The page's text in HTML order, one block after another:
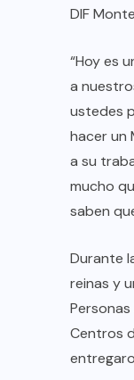
DIF
“Hoy es
a
ustedes
hacer un
a su
mucho
saben
Durante
reinas y
Centros